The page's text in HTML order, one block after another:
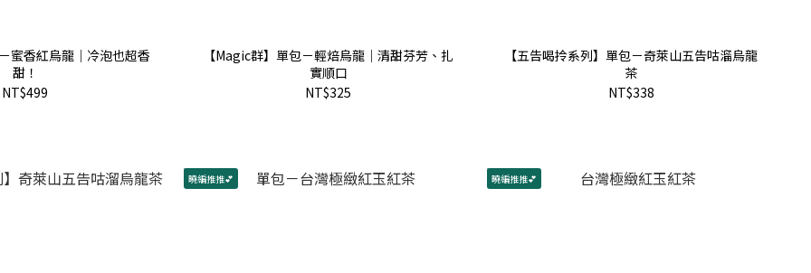
蜜香紅烏龍｜冷泡也超香
甜！
NT$499
【Magic群】單包－輕焙烏龍｜清甜芬芳、扎
實順口
NT$325
【五告喝拎系列】單包－奇萊山五告咕溜烏龍
茶
NT$338
曉編推推💕 曉編推推💕